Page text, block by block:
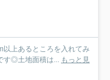
以上あるところを入れてみ
す◎土地面積は... もっと見